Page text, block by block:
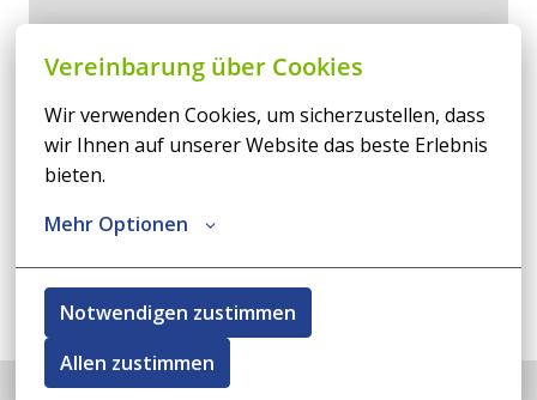
Vereinbarung über Cookies
Wir verwenden Cookies, um sicherzustellen, dass
wir Ihnen auf unserer Website das beste Erlebnis
bieten.
Mehr Optionen
Notwendigen zustimmen
Allen zustimmen